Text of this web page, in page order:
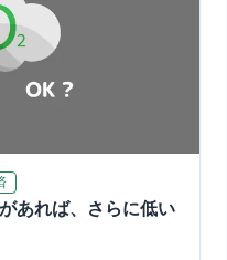
あれば、さらに低い